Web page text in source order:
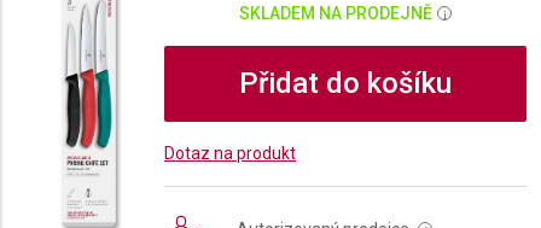
SKLADEM NA PRODEJNĚ i
Přidat do košíku
Dotaz na produkt